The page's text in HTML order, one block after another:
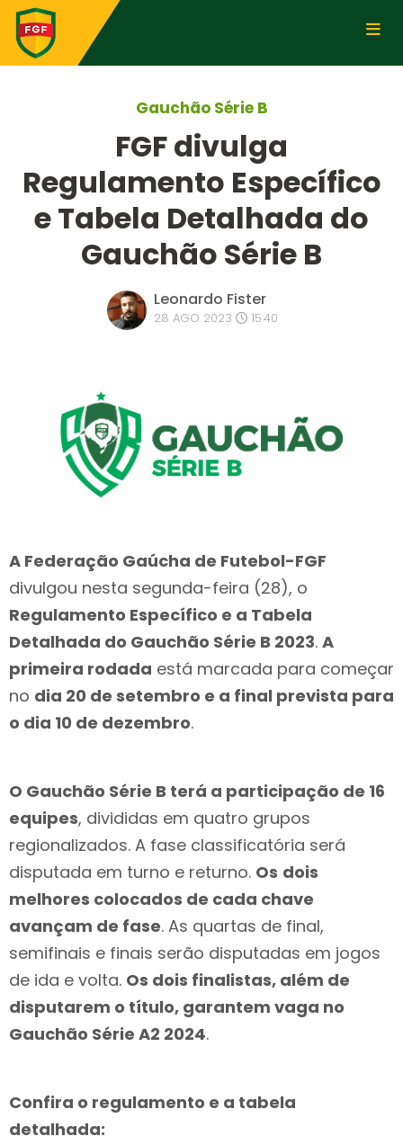
Gauchão Série B
FGF divulga
Regulamento Específico
e Tabela Detalhada do
Gauchão Série B
Leonardo Fister
28 AGO 2023 15:40
A Federação Gaúcha de Futebol-FGF
divulgou nesta segunda-feira (28), o
Regulamento Específico e a Tabela
Detalhada do Gauchão Série B 2023. A
primeira rodada está marcada para começar
no dia 20 de setembro e a final prevista para
o dia 10 de dezembro.
O Gauchão Série B terá a participação de 16
equipes, divididas em quatro grupos
regionalizados. A fase classificatória será
disputada em turno e returno. Os dois
melhores colocados de cada chave
avançam de fase. As quartas de final,
semifinais e finais serão disputadas em jogos
de ida e volta. Os dois finalistas, além de
disputarem o título, garantem vaga no
Gauchão Série A2 2024.
Confira o regulamento e a tabela
detalhada: